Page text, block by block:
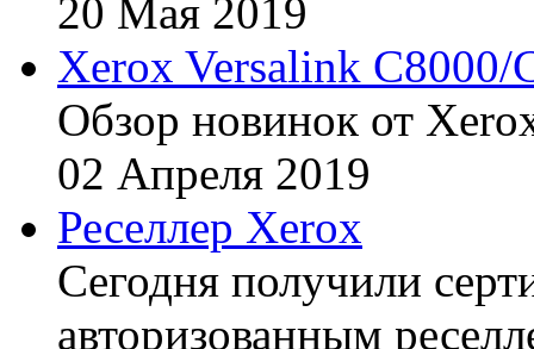
20 Мая 2019
Xerox Versalink C8000/
Обзор новинок от
02 Апреля 2019
Реселлер Xerox
Сегодня получили
авторизованным